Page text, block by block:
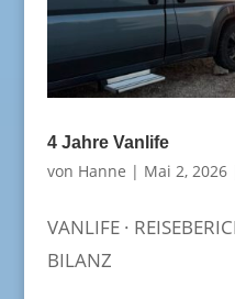
4 Jahre Vanlife
von Hanne | Mai 2, 2026
VANLIFE ·
BILANZ